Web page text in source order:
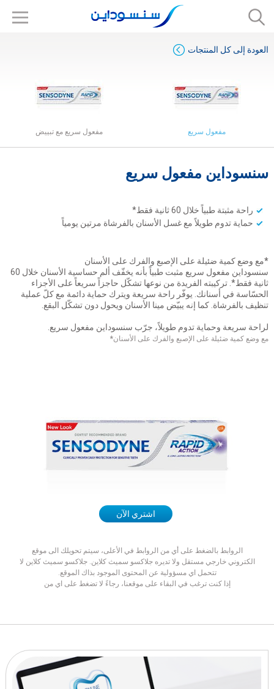
العودة إلى كل المنتجات
مفعول سريع مع تبييض مفعول سريع
سنسوداين مفعول سريع
راحة مثبتة طبياً خلال 60 ثانية فقط*
حماية تدوم طويلاً مع غسل الأسنان بالفرشاة مرتين يومياً
*مع وضع كمية ضئيلة على الإصبع والفرك على الأسنان
سنسوداين مفعول سريع مثبت طبياً بأنه يخفّف ألم حساسية الأسنان خلال 60
ثانية فقط*. تركيبته الفريدة من نوعها تشكّل حاجزاً سريعاً على الأجزاء
الحسّاسة في أسنانك. يوفّر راحة سريعة ويترك حماية دائمة مع كلّ عملية
تنظيف بالفرشاة. كما إنه يبيّض مينا الأسنان ويحول دون تشكّل البقع.
لراحة سريعة وحماية تدوم طويلاً، جرّب سنسوداين مفعول سريع.
مع وضع كمية ضئيلة على الإصبع والفرك على الأسنان*
اشتري الآن
الروابط بالضغط على أي من الروابط في الأعلى، سيتم تحويلك الى موقع
الكتروني خارجي مستقل ولا تديره جلاكسو سميث كلاين. جلاكسو سميث كلاين لا
تتحمل اي مسؤولية عن المحتوى الموجود بذاك الموقع.
إذا كنت ترغب في البقاء على موقعنا، رجاءً لا تضغط على اي من